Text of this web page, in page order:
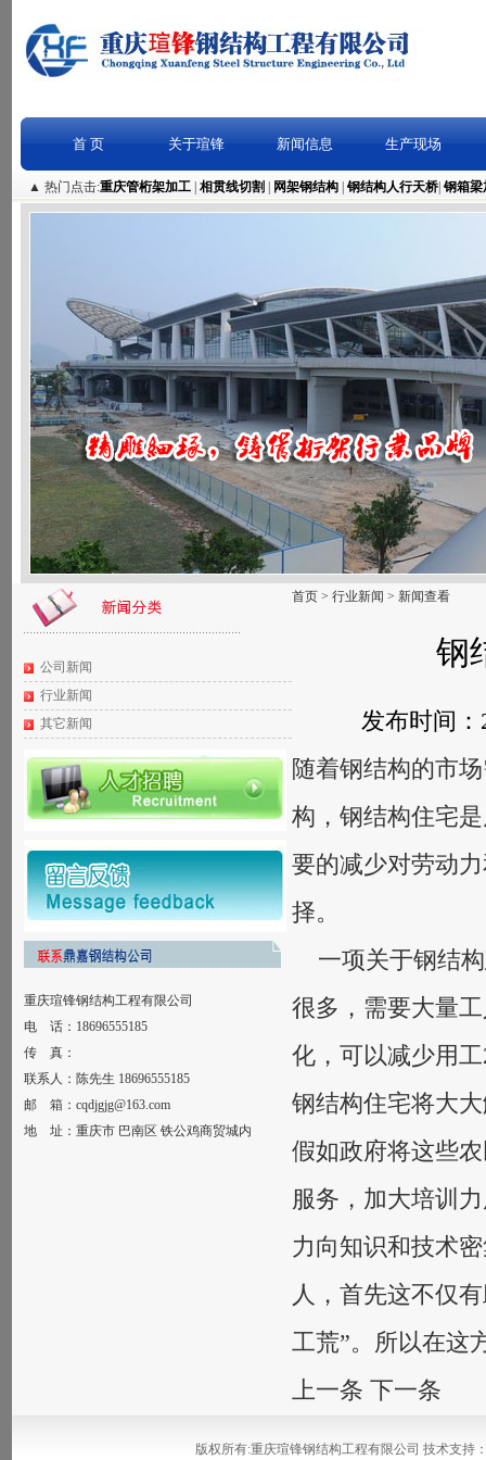
首 页 关于瑄锋 新闻信息 生产现场
▲ 热门点击:重庆管桁架加工 相贯线切割 网架钢结构 钢结构人行天桥 钢箱梁
公司新闻
行业新闻
其它新闻
重庆瑄锋钢结构工程有限公司
电 话：18696555185
传 真：
联系人：陈先生 18696555185
邮 箱：cqdjgjg@163.com
地 址：重庆市 巴南区 铁公鸡商贸城内
首页 > 行业新闻 > 新闻查看
钢
发布时间
随着钢结构的市
构，钢结构住宅
要的减少对劳动
择。
一项关于钢结构
很多，需要大量
化，可以减少用
钢结构住宅将大
假如政府将这些
服务，加大培训
力向知识和技术
人，首先这不仅
工荒”。所以在这
上一条 下一条
版权所有:重庆瑄锋钢结构工程有限公司 技术支持